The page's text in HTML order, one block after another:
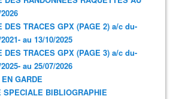
DES TRACES GPX (PAGE 2) a/c du-
au 13/10/2025
DES TRACES GPX (PAGE 3) a/c du-
au 25/07/2026
GARDE
SPECIALE BIBLIOGRAPHIE